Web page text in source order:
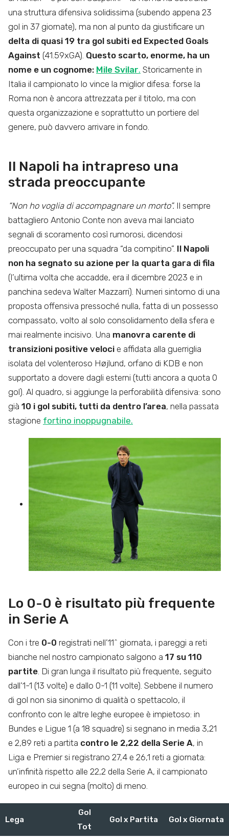
una struttura difensiva solidissima (subendo appena 23
gol in 37 giornate), ma non al punto da giustificare un
delta di quasi 19 tra gol subiti ed Expected Goals
Against (41.59xGA). Questo scarto, enorme, ha un
nome e un cognome: Mile Svilar. Storicamente in
Italia il campionato lo vince la miglior difesa: forse la
Roma non è ancora attrezzata per il titolo, ma con
questa organizzazione e soprattutto un portiere del
genere, può davvero arrivare in fondo.
Il Napoli ha intrapreso una
strada preoccupante
“Non ho voglia di accompagnare un morto”. Il sempre
battagliero Antonio Conte non aveva mai lanciato
segnali di scoramento così rumorosi, dicendosi
preoccupato per una squadra “da compitino”. Il Napoli
non ha segnato su azione per la quarta gara di fila
(l’ultima volta che accadde, era il dicembre 2023 e in
panchina sedeva Walter Mazzarri). Numeri sintomo di una
proposta offensiva pressoché nulla, fatta di un possesso
compassato, volto al solo consolidamento della sfera e
mai realmente incisivo. Una manovra carente di
transizioni positive veloci e affidata alla guerriglia
isolata del volenteroso Højlund, orfano di KDB e non
supportato a dovere dagli esterni (tutti ancora a quota 0
gol). Al quadro, si aggiunge la perforabilità difensiva: sono
già 10 i gol subiti, tutti da dentro l’area, nella passata
stagione fortino inoppugnabile.
Lo 0-0 è risultato più frequente
in Serie A
Con i tre 0-0 registrati nell’11^ giornata, i pareggi a reti
bianche nel nostro campionato salgono a 17 su 110
partite . Di gran lunga il risultato più frequente, seguito
dall’1-1 (13 volte) e dallo 0-1 (11 volte). Sebbene il numero
di gol non sia sinonimo di qualità o spettacolo, il
confronto con le altre leghe europee è impietoso: in
Bundes e Ligue 1 (a 18 squadre) si segnano in media 3,21
e 2,89 reti a partita contro le 2,22 della Serie A, in
Liga e Premier si registrano 27,4 e 26,1 reti a giornata:
un’infinità rispetto alle 22,2 della Serie A, il campionato
europeo in cui segna (molto) di meno.
Lega
Gol
Tot
Gol x Partita Gol x Giornata